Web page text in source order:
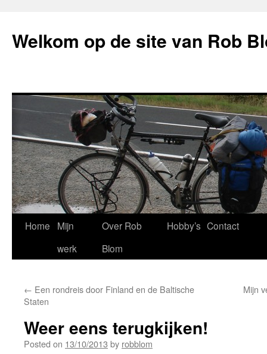
Welkom op de site van Rob
Skip
Home
Mijn
werk
Over Rob
Blom
Hobby’s Contact
← Een rondreis door Finland en de Baltische
Staten
Mijn
Weer eens terugkijken!
Posted on 13/10/2013 by robblom